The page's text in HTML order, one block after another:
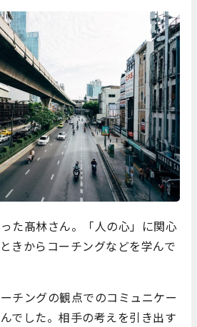
た髙林さん。「人の心」に関心
きからコーチングなどを学んで
チングの観点でのコミュニケー
でした。相手の考えを引き出す